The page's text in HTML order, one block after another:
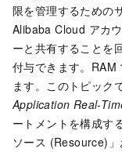
限を管理するための
Alibaba Cloud アカ
ーと共有することを
付与できます。RAM
ます。このトピック
Application Real-
ートメントを構成す
ソース (Resource)